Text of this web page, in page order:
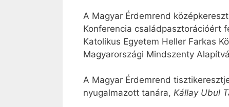
A Magyar Érdemrend
Konferencia családpasztorációért
Katolikus Egyetem Heller Farkas
Magyarországi Mindszenty
A Magyar Érdemrend
nyugalmazott tanára, Kállay Ubul